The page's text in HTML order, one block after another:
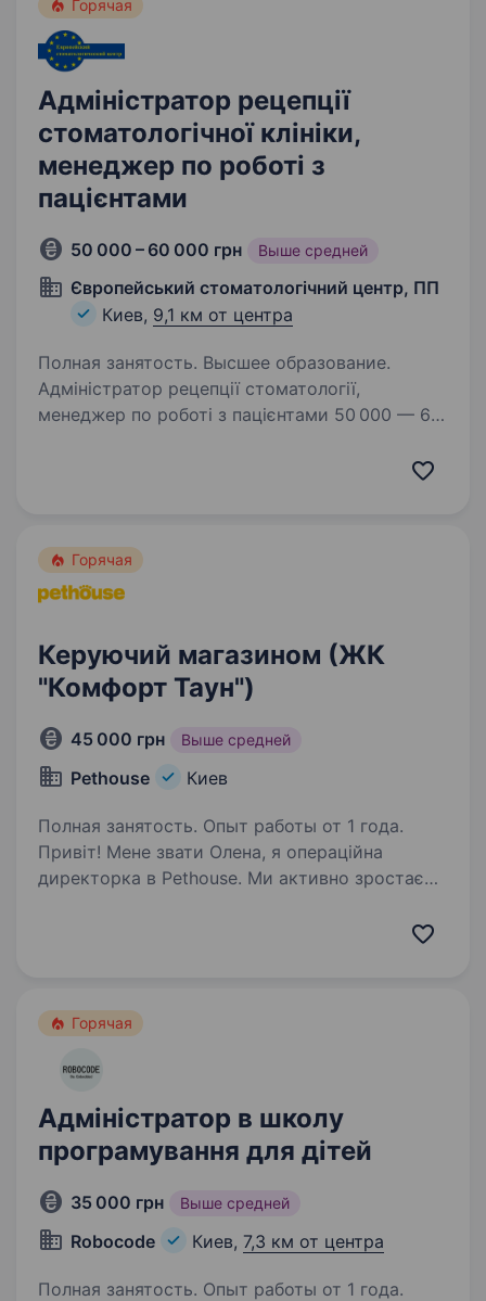
Горячая
Адміністратор рецепції
стоматологічної клініки,
менеджер по роботі з
пацієнтами
50 000 – 60 000 грн Выше средней
Європейський стоматологічний центр, ПП
Киев, 9,1 км от центра
Полная занятость. Высшее образование.
Адміністратор рецепції стоматології,
менеджер по роботі з пацієнтами 50 000 — 60
Київ вулиця Срібнокільська, 12. Європейський
Горячая
Керуючий магазином (ЖК
"Комфорт Таун")
45 000 грн Выше средней
Pethouse Киев
Полная занятость. Опыт работы от 1 года.
Привіт! Мене звати Олена, я операційна
директорка в Pethouse. Ми активно зростаємо
команду керуючого (-у) магазином — людину
Горячая
Адміністратор в школу
програмування для дітей
35 000 грн Выше средней
Robocode Киев, 7,3 км от центра
Полная занятость. Опыт работы от 1 года.